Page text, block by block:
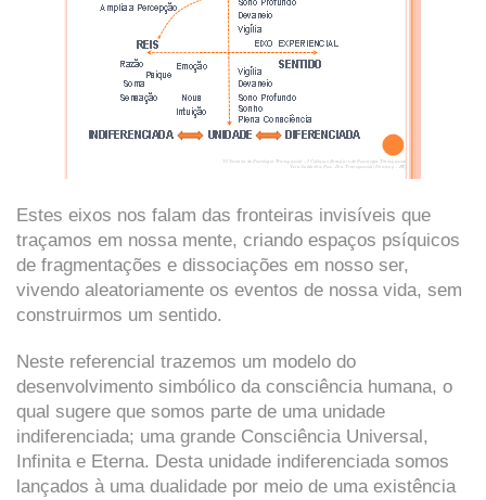
Estes eixos nos falam das fronteiras invisíveis que
traçamos em nossa mente, criando espaços psíquicos
de fragmentações e dissociações em nosso ser,
vivendo aleatoriamente os eventos de nossa vida, sem
construirmos um sentido.
Neste referencial trazemos um modelo do
desenvolvimento simbólico da consciência humana, o
qual sugere que somos parte de uma unidade
indiferenciada; uma grande Consciência Universal,
Infinita e Eterna. Desta unidade indiferenciada somos
lançados à uma dualidade por meio de uma existência